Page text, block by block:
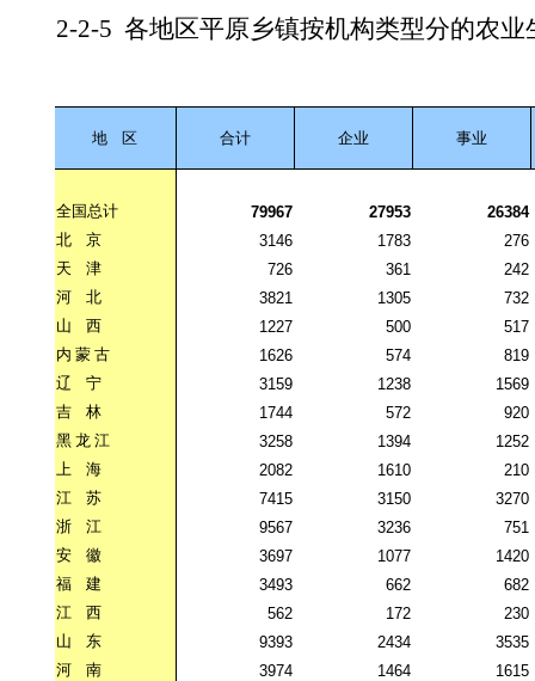
2-2-5 各地区平原乡镇按机构类型分的农业
地 区 合计 企业 事业
全国总计 79967 27953
26384
北
京 3146 1783
276
天
津 726 361
242
河
北 3821 1305
732
山
西 1227 500
517
内 蒙 古 1626 574
819
辽
宁 3159 1238
1569
吉
林 1744 572
920
黑 龙 江 3258 1394
1252
上
海 2082 1610
210
江
苏 7415 3150
3270
浙
江 9567 3236
751
安
徽 3697 1077
1420
福
建 3493 662
682
江
西 562 172
230
山
东 9393 2434
3535
河
南 3974 1464
1615